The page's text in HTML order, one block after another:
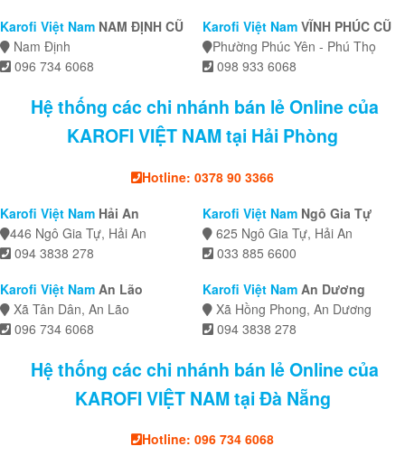
Karofi Việt Nam NAM ĐỊNH CŨ
Nam Định
096 734 6068
Karofi Việt Nam VĨNH PHÚC CŨ
Phường Phúc Yên - Phú Thọ
098 933 6068
Hệ thống các chi nhánh bán lẻ Online của
KAROFI VIỆT NAM tại Hải Phòng
Hotline: 0378 90 3366
Karofi Việt Nam Hải An
446 Ngô Gia Tự, Hải An
094 3838 278
Karofi Việt Nam Ngô Gia Tự
625 Ngô Gia Tự, Hải An
033 885 6600
Karofi Việt Nam An Lão
Xã Tân Dân, An Lão
096 734 6068
Karofi Việt Nam An Dương
Xã Hồng Phong, An Dương
094 3838 278
Hệ thống các chi nhánh bán lẻ Online của
KAROFI VIỆT NAM tại Đà Nẵng
Hotline: 096 734 6068